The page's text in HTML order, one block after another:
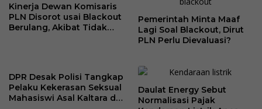
Kinerja Dewan Komisaris
PLN Disorot usai Blackout
Berulang, Akibat Tidak
Pemerintah Minta Maaf
Lagi Soal Blackout, Dirut
PLN Perlu Dievaluasi?
DPR Desak Polisi Tangkap
Pelaku Kekerasan Seksual
Mahasiswi Asal Kaltara di
Daulat Energy Sebut
Normalisasi Pajak